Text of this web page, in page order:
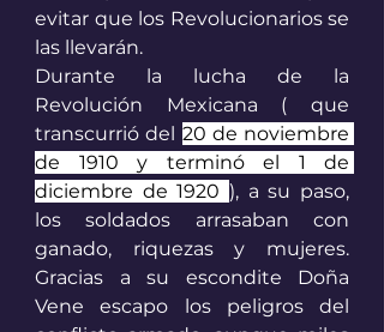
evitar que los Revolucionarios se
las llevarán.
Durante la lucha de la
Revolución Mexicana ( que
transcurrió del 20 de noviembre
de 1910 y terminó el 1 de
diciembre de 1920 ), a su paso,
los soldados arrasaban con
ganado, riquezas y mujeres.
Gracias a su escondite Doña
Vene escapo los peligros del